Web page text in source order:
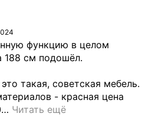
функцию в целом
188 см подошёл.
такая, советская мебель.
- красная цена
… Читать ещё